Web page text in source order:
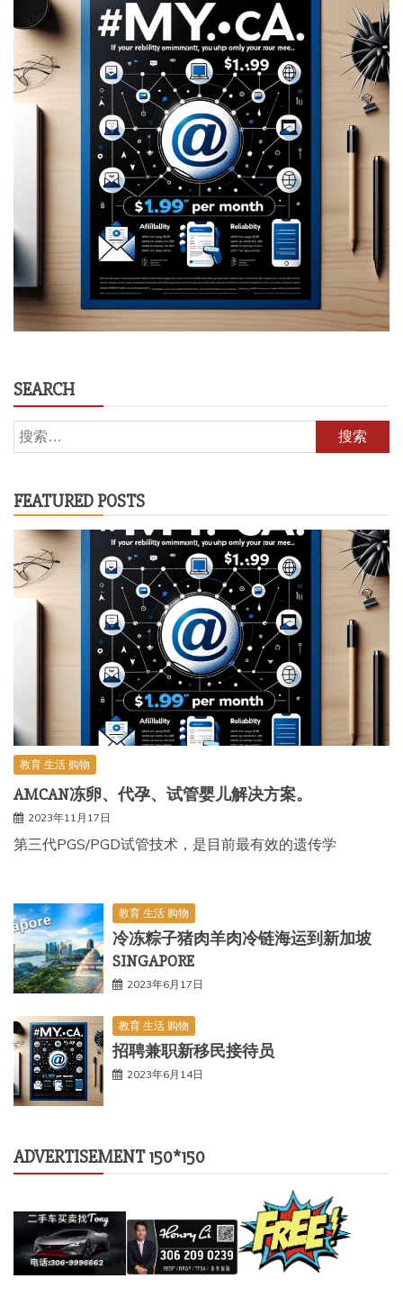
SEARCH
搜
索：
FEATURED POSTS
教育 生活 购物
AMCAN冻卵、代孕、试管婴儿解决方案。
2023年11月17日
第三代PGS/PGD试管技术，是目前最有效的遗传学
教育 生活 购物
冷冻粽子猪肉羊肉冷链海运到新加坡
SINGAPORE
2023年6月17日
教育 生活 购物
招聘兼职新移民接待员
2023年6月14日
ADVERTISEMENT 150*150